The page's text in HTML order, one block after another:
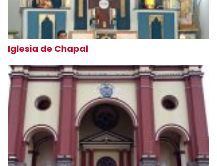
Iglesia de Chapal